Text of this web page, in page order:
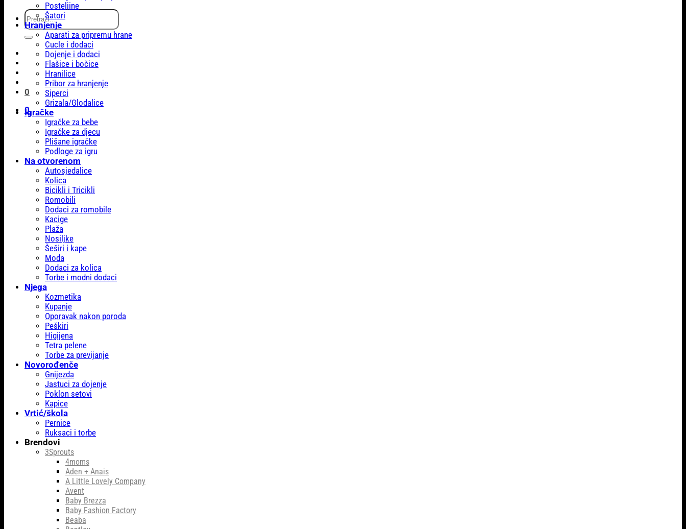
Pretraži:
0
0
Posteljine
Šatori
Hranjenje
Aparati za pripremu hrane
Cucle i dodaci
Dojenje i dodaci
Flašice i bočice
Hranilice
Pribor za hranjenje
Siperci
Grizala/Glodalice
Igračke
Igračke za bebe
Igračke za djecu
Plišane igračke
Podloge za igru
Na otvorenom
Autosjedalice
Kolica
Bicikli i Tricikli
Romobili
Dodaci za romobile
Kacige
Plaža
Nosiljke
Šeširi i kape
Moda
Dodaci za kolica
Torbe i modni dodaci
Njega
Kozmetika
Kupanje
Oporavak nakon poroda
Peškiri
Higijena
Tetra pelene
Torbe za previjanje
Novorođenče
Gnijezda
Jastuci za dojenje
Poklon setovi
Kapice
Vrtić/škola
Pernice
Ruksaci i torbe
Brendovi
3Sprouts
4moms
Aden + Anais
A Little Lovely Company
Avent
Baby Brezza
Baby Fashion Factory
Beaba